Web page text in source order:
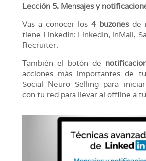
Lección 5. Mensajes y
Vas a conocer los 4 buzonesde
tiene LinkedIn: LinkedIn, inMail,
Recruiter.
También el botón de
acciones más importantes de
Social Neuro Selling para iniciar
con tu red para llevar al offline a